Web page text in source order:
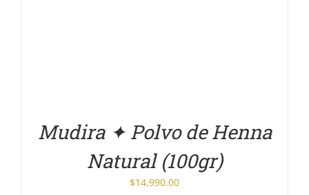
Mudira ✦ Polvo de Henna
Natural (100gr)
$14,990.00